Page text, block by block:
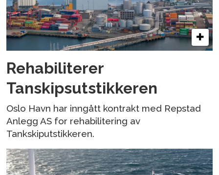
Rehabiliterer
Tanskipsutstikkeren
Oslo Havn har inngått kontrakt med Repstad
Anlegg AS for rehabilitering av
Tankskiputstikkeren.